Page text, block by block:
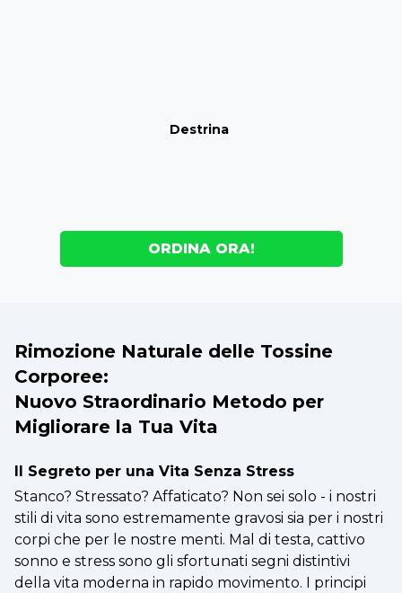
Destrina
ORDINA ORA!
Rimozione Naturale delle Tossine
Corporee:
Nuovo Straordinario Metodo per
Migliorare la Tua Vita
Il Segreto per una Vita Senza Stress
Stanco? Stressato? Affaticato? Non sei solo - i nostri
stili di vita sono estremamente gravosi sia per i nostri
corpi che per le nostre menti. Mal di testa, cattivo
sonno e stress sono gli sfortunati segni distintivi
della vita moderna in rapido movimento. I principi